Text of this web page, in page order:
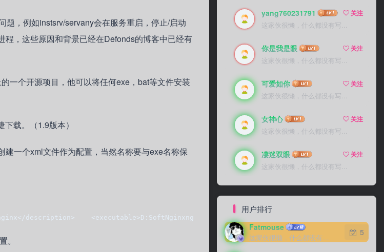
，例如instsrv/servany会在服务重启，停止/启动
，这些原因和背景已经在Defonds的博客中已经有
一个开源项目，他可以将任何exe，bat等文件安装
载。（1.9版本）
一个xml文件作为配置，当然名称要与exe名称保
description>    <executable>D:SoftNginxnginx-1.9.15nginx-1.9.15nginx.exe</
。
yang760231791
关注
这家伙很懒，什么都没有写...
你是我是眼
关注
这家伙很懒，什么都没有写...
可爱如你
关注
这家伙很懒，什么都没有写...
女神心
关注
这家伙很懒，什么都没有写...
凄迷双眼
关注
这家伙很懒，什么都没有写...
用户排行
Fatmouse
这家伙很懒，什么都没有写...
5